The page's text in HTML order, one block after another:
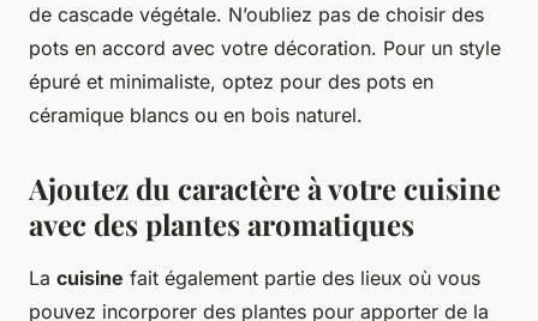
de cascade végétale. N’oubliez pas de choisir des
pots en accord avec votre décoration. Pour un style
épuré et minimaliste, optez pour des pots en
céramique blancs ou en bois naturel.
Ajoutez du caractère à votre cuisine
avec des plantes aromatiques
La cuisine fait également partie des lieux où vous
pouvez incorporer des plantes pour apporter de la